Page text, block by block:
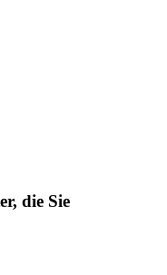
die Sie